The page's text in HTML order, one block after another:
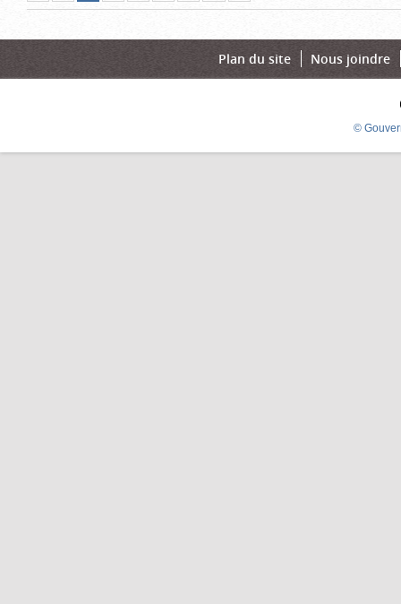
pageprécédente
actuelle)
suivante
page
Plan du site Nous joindre
©